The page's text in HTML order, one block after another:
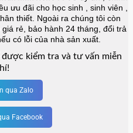
ưu đãi cho học sinh , sinh viên ,
thiết. Ngoài ra chúng tôi còn
rẻ, bảo hành 24 tháng, đổi trả
có lỗi của nhà sản xuất.
được kiểm tra và tư vấn miễn
qua Zalo
Facebook